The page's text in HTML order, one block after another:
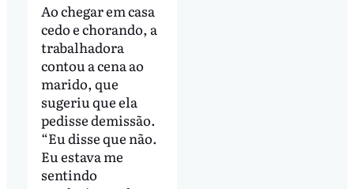
Ao chegar em casa
cedo e chorando, a
trabalhadora
contou a cena ao
marido, que
sugeriu que ela
pedisse demissão.
“Eu disse que não.
Eu estava me
sentindo